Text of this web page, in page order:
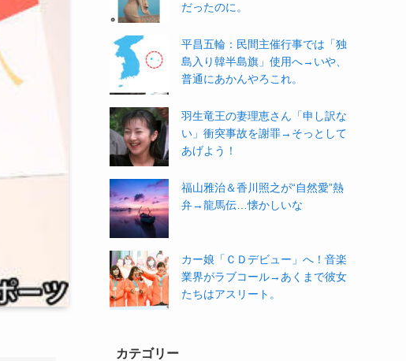
だったのに。
平昌五輪：民間主催行事では「独
島入り韓半島旗」使用へ→いや、
普通にあかんやろこれ。
羽生竜王の妻理恵さん「申し訳な
い」衝突事故を謝罪→そっとして
あげよう！
福山雅治＆香川照之が“自然愛”熱
弁→龍馬伝…懐かしいな
カー娘「ＣＤデビュー」へ！音楽
業界がラブコール→あくまで彼女
たちはアスリート。
カテゴリー